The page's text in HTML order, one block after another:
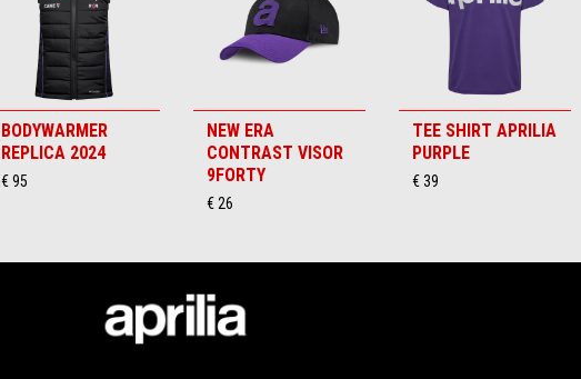
BODYWARMER
REPLICA 2024
€ 95
NEW ERA
CONTRAST VISOR
9FORTY
€ 26
TEE SHIRT APRILIA
PURPLE
€ 39